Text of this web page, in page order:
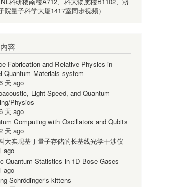
院量子科学大厦1417室同步视频）
容
Fabrication and Relative Physics in
Quantum Materials system
天 ago
Light-Speed, and Quantum
Physics
天 ago
Computing with Oscillators and Qubits
天 ago
大实现基于量子存储的长基线光学干涉仪
ago
Quantum Statistics in 1D Bose Gases
ago
Schrödinger’s kittens